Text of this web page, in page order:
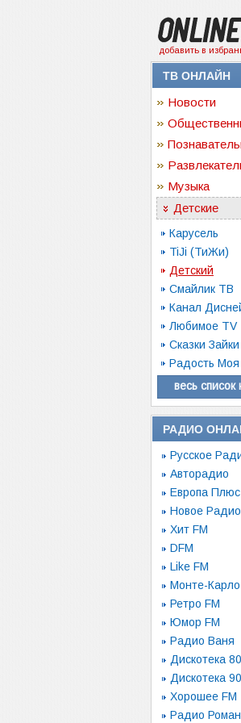
добавить в
ТВ ОНЛАЙН
Новости
Музыка
Детские
Карусель
TiJi (ТиЖи)
Детский
Смайлик ТВ
Канал
Любимое TV
Сказки Зайки
Радость Моя
весь список
РАДИО
Русское
Авторадио
Европа Плюс
Новое Радио
Хит FM
DFM
Like FM
Монте-Карло
Ретро FM
Юмор FM
Радио Ваня
Дискотека
Дискотека
Хорошее FM
Радио